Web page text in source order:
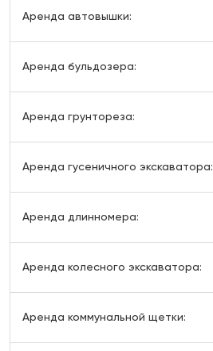
Аренда автовышки:
Аренда бульдозера:
Аренда грунтореза:
Аренда гусеничного экскаватора:
Аренда длинномера:
Аренда колесного экскаватора:
Аренда коммунальной щетки: